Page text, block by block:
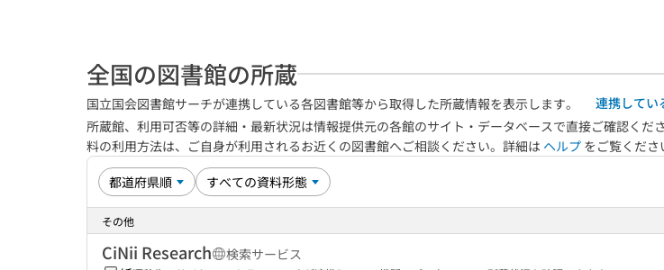
全国の図書館の所蔵
国立国会図書館サーチが連携している各図書館等から取得した所蔵情報を表示します。
連携してい
所蔵館、利用可否等の詳細・最新状況は情報提供元の各館のサイト・データベースで直接ご確認くだ
料の利用方法は、ご自身が利用されるお近くの図書館へご相談ください。詳細は ヘルプ をご覧くださ
その他
CiNii Research
検索サービス